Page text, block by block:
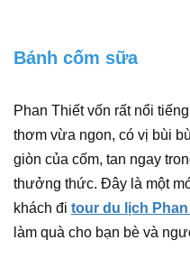
Bánh cốm sữa
Phan Thiết vốn rất nổi
thơm vừa ngon, có vị bùi
giòn của cốm, tan ngay
thưởng thức. Đây là một
khách đi tour du lịch
làm quà cho bạn bè và